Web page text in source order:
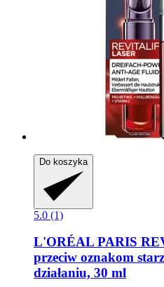
Do koszyka
5.0 (1)
L'ORÉAL PARIS
przeciw oznakom
działaniu, 30 ml